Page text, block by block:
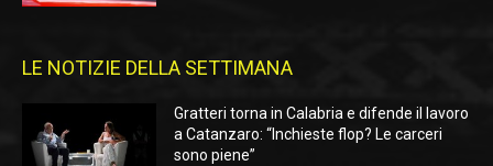
LE NOTIZIE DELLA SETTIMANA
Gratteri torna in Calabria e difende il lavoro
a Catanzaro: “Inchieste flop? Le carceri
sono piene”